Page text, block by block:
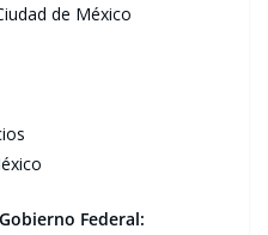
de México
Federal: